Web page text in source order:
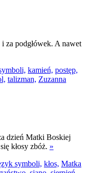
za podgłówek. A nawet
kamień, postęp,
talizman, Zuzanna
dzień Matki Boskiej
kłosy zbóż. »
symboli, kłos, Matka